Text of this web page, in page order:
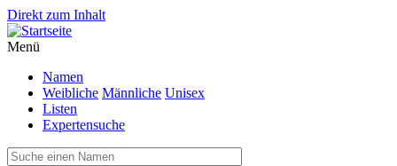
Direkt zum Inhalt
Menü
Namen
Weibliche Männliche Unisex
Listen
Expertensuche